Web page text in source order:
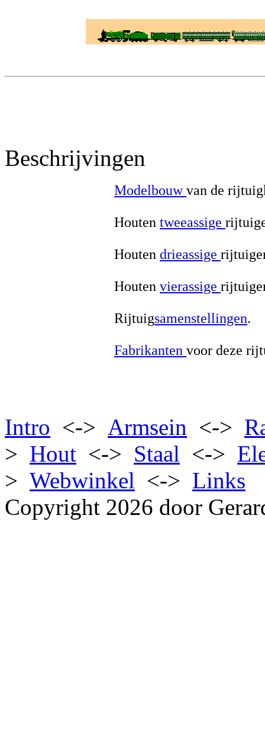
Beschrijvingen
Modelbouwvan de
Houten tweeassige
Houten drieassige
Houten vierassige
Rijtuigsamenstellingen.
Fabrikanten voor deze
Intro <-> Armsein <->
> Hout <-> Staal <->
> Webwinkel <-> Links
Copyright 2026 door